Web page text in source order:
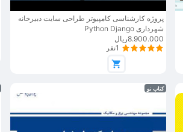
پروژه کارشناسی کامپیوتر طراحی سایت دبیرخانه
شهرداری Python Django
8.900.000ریال
1نفر
کتاب نو